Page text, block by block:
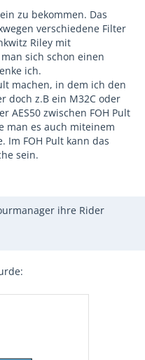
zu bekommen. Das
verschiedene Filter
Riley mit
sich schon einen
ich.
machen, in dem ich den
doch z.B ein M32C oder
AES50 zwischen FOH Pult
man es auch miteinem
Im FOH Pult kann das
sein.
ihre Rider